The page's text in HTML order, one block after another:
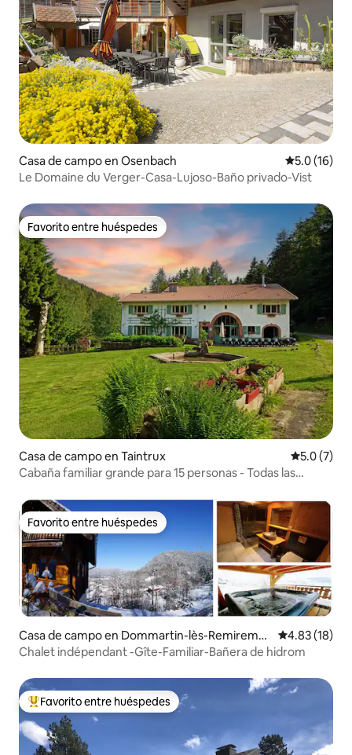
Casa de campo en Osenbach Calificación
5.0 (16)
Le Domaine du Verger-Casa-Lujoso-Baño privado-Vist
Favorito entre huéspedes
Favorito entre huéspedes
Casa de campo en Taintrux
5.0 (7)
Cabaña familiar grande para 15 personas - Todas las
Favorito entre huéspedes
Favorito entre huéspedes
Casa de campo en Dommartin-lès-Remiremo
nt
Calificación
4.83 (18)
Chalet indépendant -Gîte-Familiar-Bañera de hidrom
De los mejores en Favorito entre huéspedes
Favorito entre huéspedes